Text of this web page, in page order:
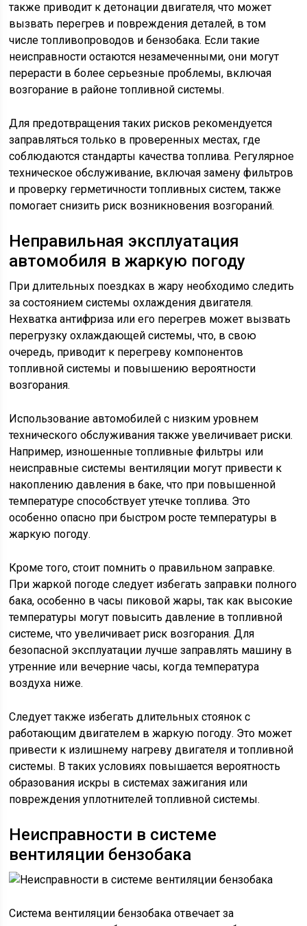
также приводит к детонации двигателя, что может
вызвать перегрев и повреждения деталей, в том
числе топливопроводов и бензобака. Если такие
неисправности остаются незамеченными, они могут
перерасти в более серьезные проблемы, включая
возгорание в районе топливной системы.
Для предотвращения таких рисков рекомендуется
заправляться только в проверенных местах, где
соблюдаются стандарты качества топлива. Регулярное
техническое обслуживание, включая замену фильтров
и проверку герметичности топливных систем, также
помогает снизить риск возникновения возгораний.
Неправильная эксплуатация
автомобиля в жаркую погоду
При длительных поездках в жару необходимо следить
за состоянием системы охлаждения двигателя.
Нехватка антифриза или его перегрев может вызвать
перегрузку охлаждающей системы, что, в свою
очередь, приводит к перегреву компонентов
топливной системы и повышению вероятности
возгорания.
Использование автомобилей с низким уровнем
технического обслуживания также увеличивает риски.
Например, изношенные топливные фильтры или
неисправные системы вентиляции могут привести к
накоплению давления в баке, что при повышенной
температуре способствует утечке топлива. Это
особенно опасно при быстром росте температуры в
жаркую погоду.
Кроме того, стоит помнить о правильном заправке.
При жаркой погоде следует избегать заправки полного
бака, особенно в часы пиковой жары, так как высокие
температуры могут повысить давление в топливной
системе, что увеличивает риск возгорания. Для
безопасной эксплуатации лучше заправлять машину в
утренние или вечерние часы, когда температура
воздуха ниже.
Следует также избегать длительных стоянок с
работающим двигателем в жаркую погоду. Это может
привести к излишнему нагреву двигателя и топливной
системы. В таких условиях повышается вероятность
образования искры в системах зажигания или
повреждения уплотнителей топливной системы.
Неисправности в системе
вентиляции бензобака
Система вентиляции бензобака отвечает за